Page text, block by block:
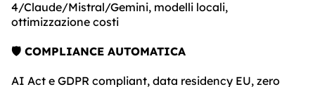
4/Claude/Mistral/Gemini, modelli locali,
ottimizzazione costi
🛡️ COMPLIANCE AUTOMATICA
AI Act e GDPR compliant, data residency EU, zero